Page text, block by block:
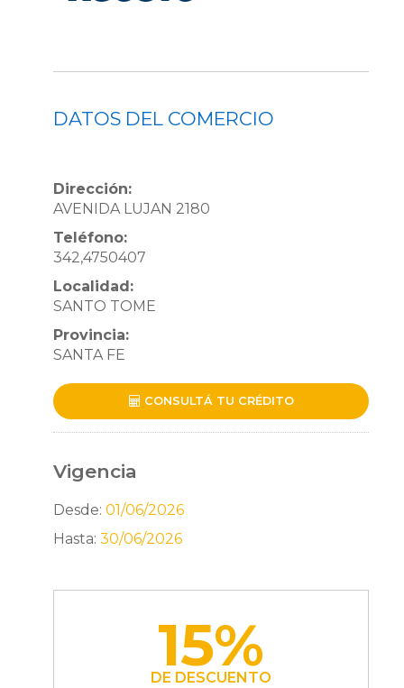
DATOS DEL COMERCIO
Dirección:
AVENIDA LUJAN 2180
Teléfono:
342,4750407
Localidad:
SANTO TOME
Provincia:
SANTA FE
CONSULTÁ TU CRÉDITO
Vigencia
Desde:01/06/2026
Hasta:30/06/2026
15%
DE DESCUENTO